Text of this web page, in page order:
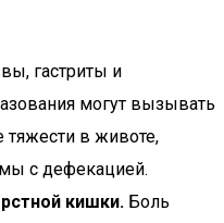
гастриты и
могут вызывать
в животе,
с дефекацией.
кишки. Боль